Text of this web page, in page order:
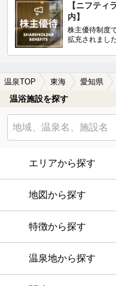
【ニフティ
内】
株主優待制度
拡充されまし
温泉TOP 東海 愛知県
温浴施設を探す
エリアから探す
地図から探す
特徴から探す
温泉地から探す